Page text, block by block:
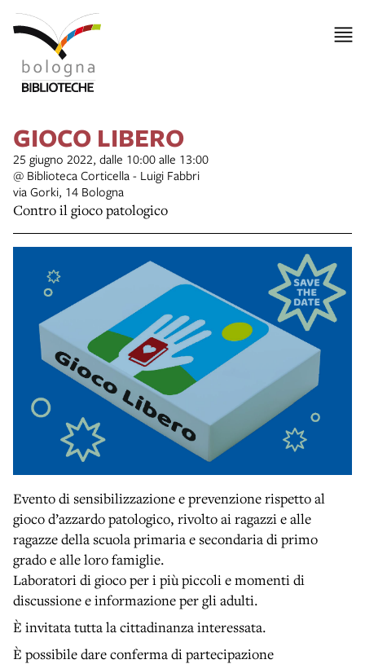
GIOCO LIBERO
25 giugno 2022, dalle 10:00 alle 13:00
@ Biblioteca Corticella - Luigi Fabbri
via Gorki, 14 Bologna
Contro il gioco patologico
Evento di sensibilizzazione e prevenzione rispetto al
gioco d’azzardo patologico, rivolto ai ragazzi e alle
ragazze della scuola primaria e secondaria di primo
grado e alle loro famiglie.
Laboratori di gioco per i più piccoli e momenti di
discussione e informazione per gli adulti.
È invitata tutta la cittadinanza interessata.
È possibile dare conferma di partecipazione